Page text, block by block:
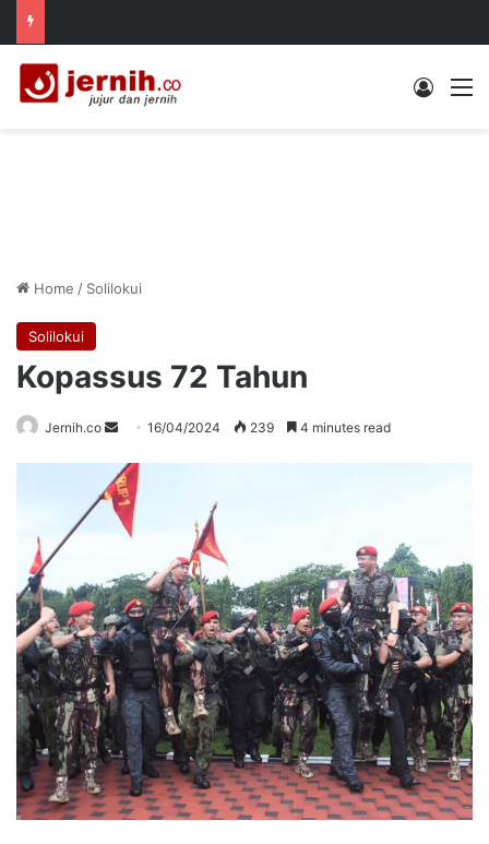
Log In
Home / Solilokui
Solilokui
Kopassus 72 Tahun
Jernih.co
Send
email
16/04/2024 239 4 minutes read